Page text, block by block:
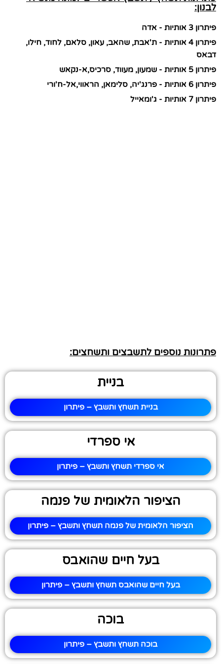
לבנון:
פיתרון 3 אותיות - אדה
פיתרון 4 אותיות - ת'אבת, שהאב, עאון, סלאם, לחוד, חילו,
דבאס
פיתרון 5 אותיות - שמעון, מעווד, סרכיס,א-נקאש
פיתרון 6 אותיות - פרנג'יה, סלימאן, הראווי,אל-ח'ורי
פיתרון 7 אותיות - ג'ומאייל
פתרונות נוספים לתשבצים ותשחצים:
בניית
בניית תשחץ ותשבץ – פיתרון
אי ספרדי
אי ספרדי תשחץ ותשבץ – פיתרון
הציפור הלאומית של פנמה
הציפור הלאומית של פנמה תשחץ ותשבץ – פיתרון
בעל חיים שהואבס
בעל חיים שהואבס תשחץ ותשבץ – פיתרון
בוכה
בוכה תשחץ ותשבץ – פיתרון